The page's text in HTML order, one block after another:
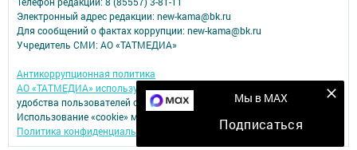
Мы в MAX
Подписаться
Электронный адрес редакции: new-kama@bk.ru
Для сообщений о фактах коррупции: new-kama@bk.ru
Учредитель СМИ: АО «ТАТМЕДИА»
Антикоррупционная политика
АО «ТАТМЕДИА» использует «cookie»для персонализации сервисов и
удобства пользователей сайтом.
Использование «cookie» можно отменить в настройках браузера.
Политика конфиденциальности